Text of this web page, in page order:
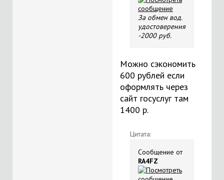
За обмен вод.
удостоверения
-2000 руб.
Можно сэкономить
600 рублей если
оформлять через
сайт госуслуг там
1400 р.
Цитата:
Сообщение от
RA4FZ